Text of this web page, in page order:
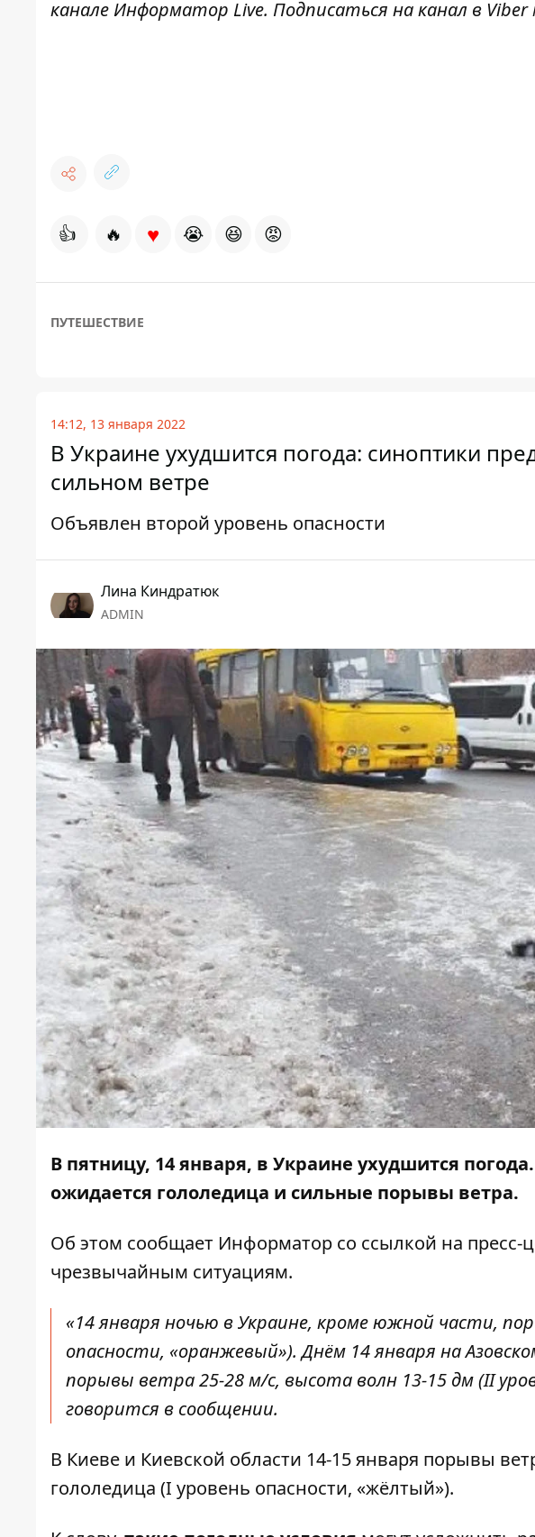
канале Информатор Live. Подписаться на канал в
👍 🔥 ♥ 😭 😆 😡
ПУТЕШЕСТВИЕ
14:12, 13 января 2022
В Украине ухудшится погода: синоптики
сильном ветре
Объявлен второй уровень опасности
Лина Киндратюк
ADMIN
В пятницу, 14 января, в Украине ухудшится
ожидается гололедица и сильные порывы ветра.
Об этом сообщает Информатор со ссылкой на пресс-
чрезвычайным ситуациям.
«14 января ночью в Украине, кроме южной части,
опасности, «оранжевый»). Днём 14 января на
порывы ветра 25-28 м/с, высота волн 13-15 дм (II
говорится в сообщении.
В Киеве и Киевской области 14-15 января порывы
гололедица (І уровень опасности, «жёлтый»).